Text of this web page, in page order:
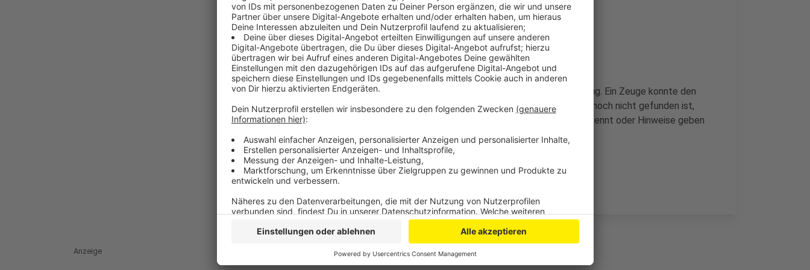
Veröffentlicht:Sonntag, 14.07.2024 10:24
Anzeige
Beide fielen zu Boden, wo der Täter weiter auf das Opfer einschlug. Ein Zeuge konnte den
Unbekannten damals vom 62-Jährigen wegziehen. Weil der Täter noch nicht gefunden ist,
sucht die Polizei jetzt mit Fotos nach dem Mann. Wer den Mann kennt oder Hinweise geben
kann, meldet sich bitte bei der Bonner Polizei.
Anzeige
Anzeige